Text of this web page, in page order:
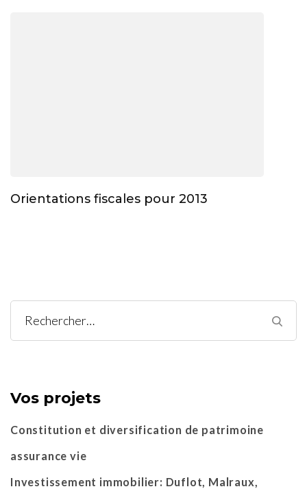
Orientations fiscales pour 2013
Rechercher :
Vos projets
Constitution et diversification de patrimoine
assurance vie
Investissement immobilier: Duflot, Malraux,